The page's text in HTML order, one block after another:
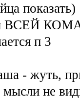
показать)
ВСЕЙ
п 3
- жуть,
не